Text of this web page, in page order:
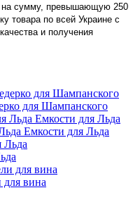
сумму, превышающую 250
товара по всей Украине с
и получения
для Шампанского
Емкости для Льда
вина